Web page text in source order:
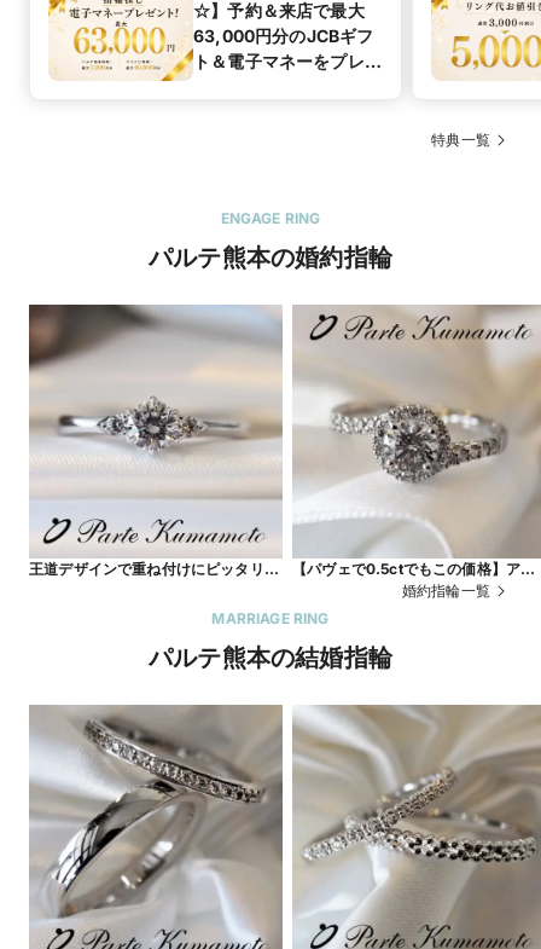
☆】予約＆来店で最大
63,000円分のJCBギフ
ト＆電子マネーをプレゼ
特典一覧
ENGAGE RING
パルテ熊本の婚約指輪
王道デザインで重ね付けにピッタリな
【パヴェで0.5ctでもこの価格】アー
ムからセンターダイヤ周りにかけて贅
沢なパヴェが輝く
婚約指輪一覧
MARRIAGE RING
パルテ熊本の結婚指輪